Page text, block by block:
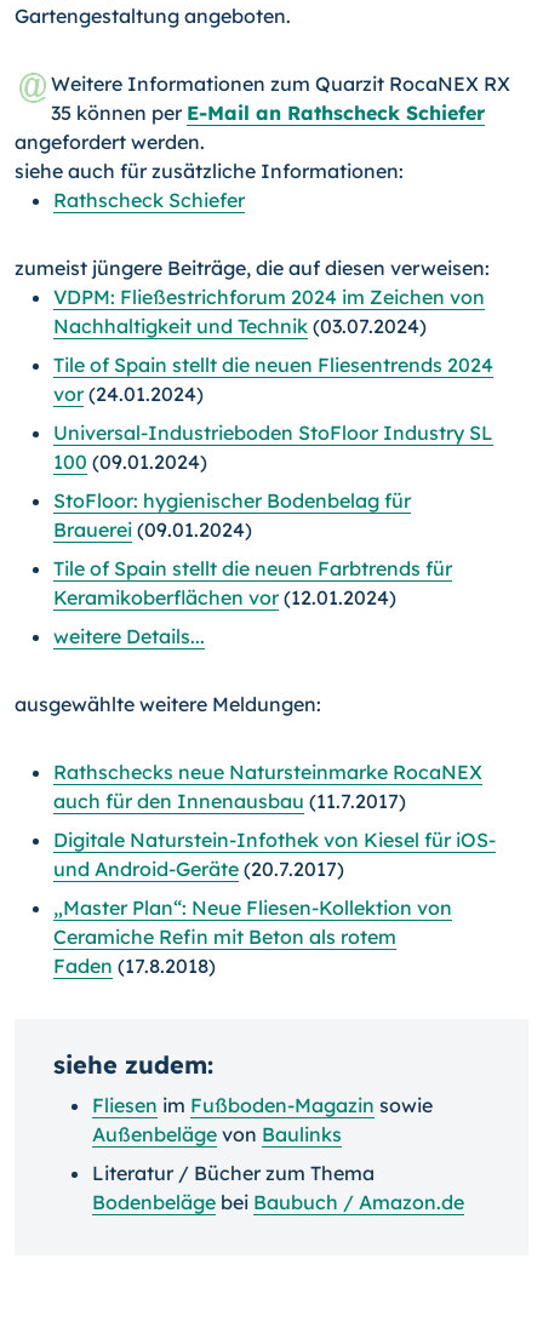
Gartengestaltung angeboten.
Weitere Informationen zum Quarzit RocaNEX RX
35 können per E-Mail an Rathscheck Schiefer
angefordert werden.
siehe auch für zusätzliche Informationen:
Rathscheck Schiefer
zumeist jüngere Beiträge, die auf diesen verweisen:
VDPM: Fließestrichforum 2024 im Zeichen von
Nachhaltigkeit und Technik (03.07.2024)
Tile of Spain stellt die neuen Fliesentrends 2024
vor(24.01.2024)
Universal-Industrieboden StoFloor Industry SL
100 (09.01.2024)
StoFloor: hygienischer Bodenbelag für
Brauerei (09.01.2024)
Tile of Spain stellt die neuen Farbtrends für
Keramikoberflächen vor(12.01.2024)
weitere Details...
ausgewählte weitere Meldungen:
Rathschecks neue Natursteinmarke RocaNEX
auch für den Innenausbau (11.7.2017)
Digitale Naturstein-Infothek von Kiesel für iOS-
und Android-Geräte (20.7.2017)
„Master Plan“: Neue Fliesen-Kollektion von
Ceramiche Refin mit Beton als rotem
Faden (17.8.2018)
siehe zudem:
Fliesen im Fußboden-Magazin sowie
Außenbeläge von Baulinks
Literatur / Bücher zum Thema
Bodenbeläge bei Baubuch / Amazon.de